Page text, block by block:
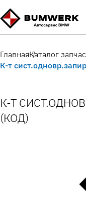
ГлавнаяКаталог
К-т
К-Т
(КОД)